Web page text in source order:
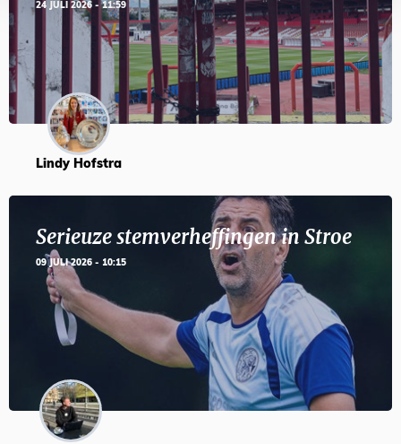
24 JULI 2026 - 11:59
Lindy Hofstra
Serieuze stemverheffingen in Stroe
09 JULI 2026 - 10:15